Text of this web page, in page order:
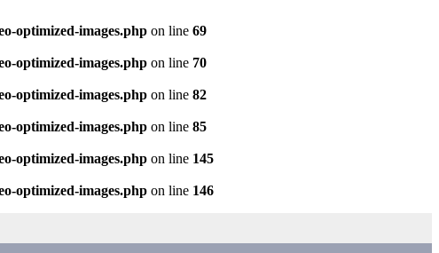
optimized-images.php on line 69
optimized-images.php on line 70
optimized-images.php on line 82
optimized-images.php on line 85
optimized-images.php on line 145
optimized-images.php on line 146